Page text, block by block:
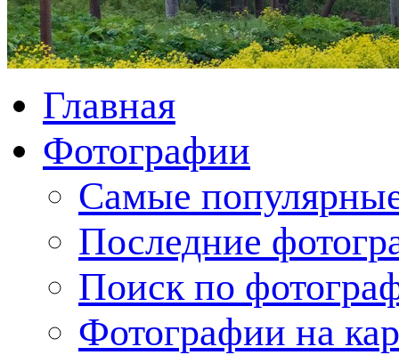
Главная
Фотографии
Cамые
Последние
Поиск по
Фотографии на